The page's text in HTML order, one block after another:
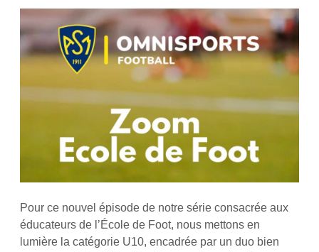
Pour ce nouvel épisode de notre série consacrée aux
éducateurs de l’École de Foot, nous mettons en
lumière la catégorie U10, encadrée par un duo bien